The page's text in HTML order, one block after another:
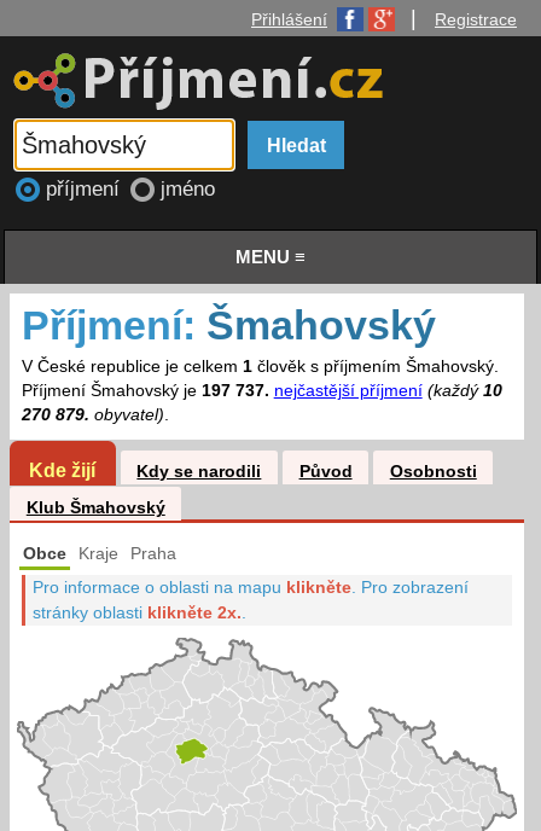
Přihlášení Registrace
příjmení jméno
MENU ≡
Příjmení: Šmahovský
V České republice je celkem 1člověk s příjmením Šmahovský.
Příjmení Šmahovský je 197 737. nejčastější příjmení (každý 10
270 879. obyvatel).
Kde žijí Kdy se narodili Původ
Osobnosti
Klub Šmahovský
Obce Kraje Praha
Pro informace o oblasti na mapu klikněte Pro zobrazení
stránky oblasti klikněte 2x.